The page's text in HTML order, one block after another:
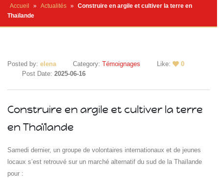
Accueil » Actualités » Construire en argile et cultiver la terre en
Thaïlande
Posted by: elena Category: Témoignages Like:
0
Post Date: 2025-06-16
Construire en argile et cultiver la terre
en Thaïlande
Samedi dernier, un groupe de volontaires internationaux et de jeunes
locaux s’est retrouvé sur un marché alternatif du sud de la Thaïlande
pour :
Islande
Russie
Pérou
Chine